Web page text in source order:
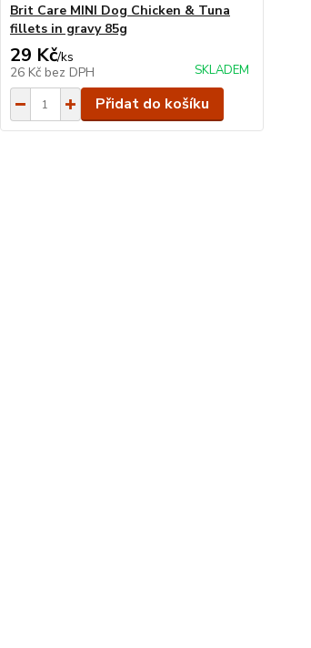
Brit Care MINI Dog Chicken & Tuna
fillets in gravy 85g
29 Kč/ks
26 Kč bez DPH SKLADEM
Přidat do košíku